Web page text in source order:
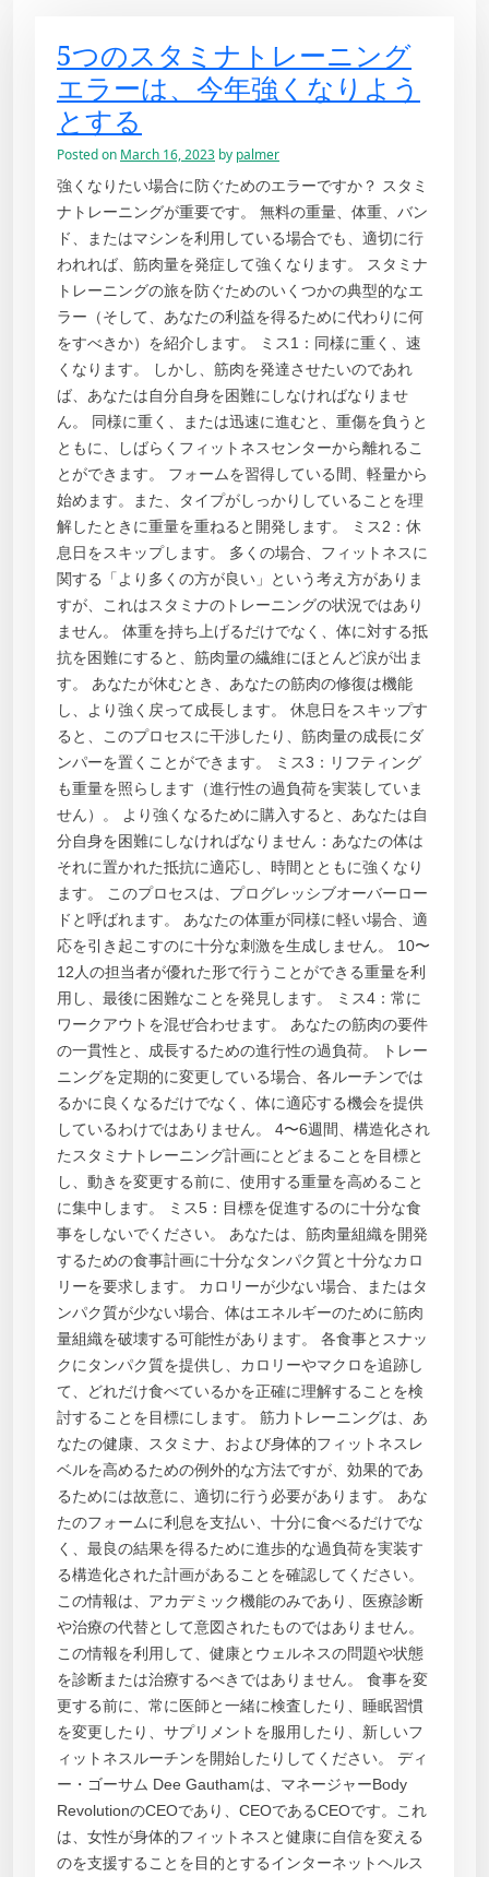
5つのスタミナトレーニング
エラーは、今年強くなりよう
とする
Posted on March 16, 2023 by palmer
強くなりたい場合に防ぐためのエラーですか？ スタミ
ナトレーニングが重要です。 無料の重量、体重、バン
ド、またはマシンを利用している場合でも、適切に行
われれば、筋肉量を発症して強くなります。 スタミナ
トレーニングの旅を防ぐためのいくつかの典型的なエ
ラー（そして、あなたの利益を得るために代わりに何
をすべきか）を紹介します。 ミス1：同様に重く、速
くなります。 しかし、筋肉を発達させたいのであれ
ば、あなたは自分自身を困難にしなければなりませ
ん。 同様に重く、または迅速に進むと、重傷を負うと
ともに、しばらくフィットネスセンターから離れるこ
とができます。 フォームを習得している間、軽量から
始めます。また、タイプがしっかりしていることを理
解したときに重量を重ねると開発します。 ミス2：休
息日をスキップします。 多くの場合、フィットネスに
関する「より多くの方が良い」という考え方がありま
すが、これはスタミナのトレーニングの状況ではあり
ません。 体重を持ち上げるだけでなく、体に対する抵
抗を困難にすると、筋肉量の繊維にほとんど涙が出ま
す。 あなたが休むとき、あなたの筋肉の修復は機能
し、より強く戻って成長します。 休息日をスキップす
ると、このプロセスに干渉したり、筋肉量の成長にダ
ンパーを置くことができます。 ミス3：リフティング
も重量を照らします（進行性の過負荷を実装していま
せん）。 より強くなるために購入すると、あなたは自
分自身を困難にしなければなりません：あなたの体は
それに置かれた抵抗に適応し、時間とともに強くなり
ます。 このプロセスは、プログレッシブオーバーロー
ドと呼ばれます。 あなたの体重が同様に軽い場合、適
応を引き起こすのに十分な刺激を生成しません。 10〜
12人の担当者が優れた形で行うことができる重量を利
用し、最後に困難なことを発見します。 ミス4：常に
ワークアウトを混ぜ合わせます。 あなたの筋肉の要件
の一貫性と、成長するための進行性の過負荷。 トレー
ニングを定期的に変更している場合、各ルーチンでは
るかに良くなるだけでなく、体に適応する機会を提供
しているわけではありません。 4〜6週間、構造化され
たスタミナトレーニング計画にとどまることを目標と
し、動きを変更する前に、使用する重量を高めること
に集中します。 ミス5：目標を促進するのに十分な食
事をしないでください。 あなたは、筋肉量組織を開発
するための食事計画に十分なタンパク質と十分なカロ
リーを要求します。 カロリーが少ない場合、またはタ
ンパク質が少ない場合、体はエネルギーのために筋肉
量組織を破壊する可能性があります。 各食事とスナッ
クにタンパク質を提供し、カロリーやマクロを追跡し
て、どれだけ食べているかを正確に理解することを検
討することを目標にします。 筋力トレーニングは、あ
なたの健康、スタミナ、および身体的フィットネスレ
ベルを高めるための例外的な方法ですが、効果的であ
るためには故意に、適切に行う必要があります。 あな
たのフォームに利息を支払い、十分に食べるだけでな
く、最良の結果を得るために進歩的な過負荷を実装す
る構造化された計画があることを確認してください。
この情報は、アカデミック機能のみであり、医療診断
や治療の代替として意図されたものではありません。
この情報を利用して、健康とウェルネスの問題や状態
を診断または治療するべきではありません。 食事を変
更する前に、常に医師と一緒に検査したり、睡眠習慣
を変更したり、サプリメントを服用したり、新しいフ
ィットネスルーチンを開始したりしてください。 ディ
ー・ゴーサム Dee Gauthamは、マネージャーBody
RevolutionのCEOであり、CEOであるCEOです。これ
は、女性が身体的フィットネスと健康に自信を変える
のを支援することを目的とするインターネットヘルス